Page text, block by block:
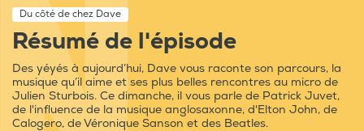
Du côté de chez Dave
Résumé de l'épisode
Des yéyés à aujourd’hui, Dave vous raconte son parcours, la
musique qu’il aime et ses plus belles rencontres au micro de
Julien Sturbois. Ce dimanche, il vous parle de Patrick Juvet,
de l'influence de la musique anglosaxonne, d'Elton John, de
Calogero, de Véronique Sanson et des Beatles.